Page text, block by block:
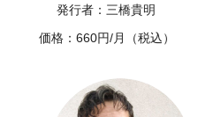
発行者：三橋貴明
価格：660円/月（税込）